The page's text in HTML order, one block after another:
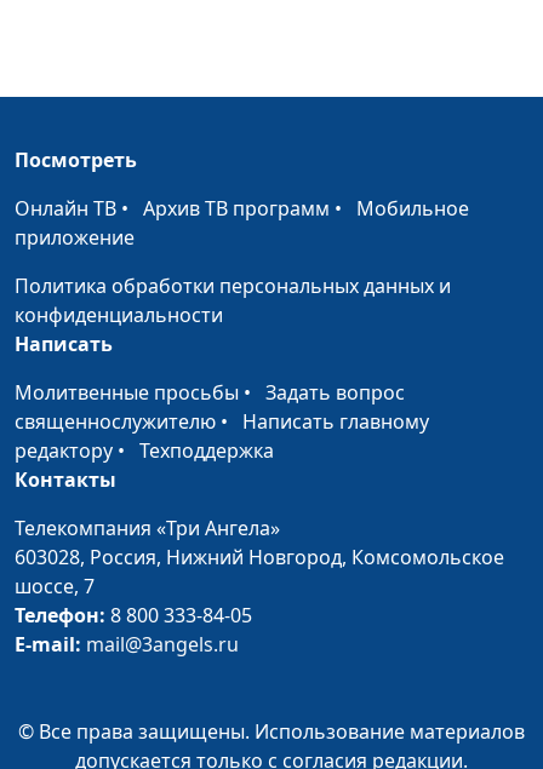
Библию?
священнослужитель
понимать слова
человека?
священнослужитель
отпустить (вторая
часть)
священнослужитель
Понять, простить и
часть)
Современное
руководство к
счастливой жизни
Посмотреть
Онлайн ТВ • Архив ТВ программ • Мобильное
приложение
Политика обработки персональных данных и
конфиденциальности
Написать
Молитвенные просьбы • Задать вопрос
священнослужителю • Написать главному
редактору • Техподдержка
Контакты
Телекомпания «Три Ангела»
603028, Россия, Нижний Новгород, Комсомольское
шоссе, 7
Телефон: 8 800 333-84-05
E-mail: mail@3angels.ru
© Все права защищены. Использование материалов
допускается только с согласия редакции.